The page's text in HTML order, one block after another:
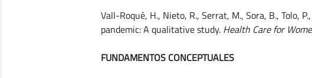
Vall-Roqué, H., Nieto, R., Serrat, M., Sora, B., Tolo,
pandemic: A qualitative study. Health Care for
FUNDAMENTOS CONCEPTUALES